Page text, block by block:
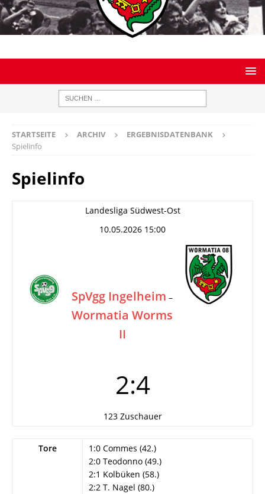
STARTSEITE ARCHIV
ERGEBNISDATENBANK
Spielinfo
Spielinfo
Landesliga Südwest-Ost
10.05.2026 15:00
SpVgg Ingelheim –
Wormatia Worms
II
2:4
123 Zuschauer
Tore
1:0 Commes (42.)
2:0 Teodonno (49.)
2:1 Kolbüken (58.)
2:2 T. Nagel (80.)